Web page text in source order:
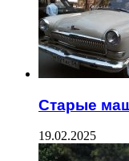
Старые
19.02.2025